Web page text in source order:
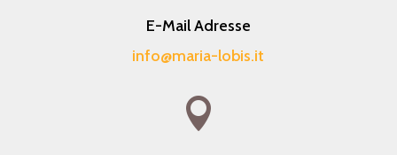
E-Mail Adresse
info@maria-lobis.it
